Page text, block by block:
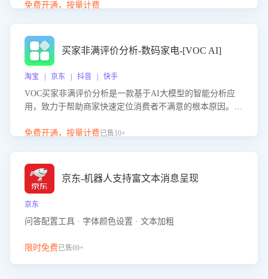
别客户情绪、归因争议根源，并客观评估客服应对合理性与
能力，阻断差评扩散，维护品牌声誉，实现客户满意度的持
续提升。
免费开通，按量计费
买家非满评价分析-数码家电-[VOC AI]
淘宝 | 京东 | 抖音 | 快手
VOC买家非满评价分析是一款基于AI大模型的智能分析应
用，致力于帮助商家快速定位消费者不满意的根本原因。该
客服原因或其它部门原因，明确责任归属，提供可落地的改
改，有效提升客户满意度和店铺整体服务质量。
免费开通，按量计费已售10+
京东-机器人支持富文本消息呈现
京东
问答配置工具 · 字体颜色设置 · 文本加粗
限时免费已售69+